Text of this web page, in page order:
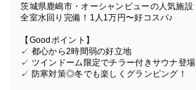
茨城県鹿嶋市・オーシャンビューの人気施設
全室水回り完備！1人1万円〜好コスパ♪
【Goodポイント】
✓ 都心から2時間弱の好立地
✓ ツインドーム限定でチラー付きサウナ登場
✓ 防寒対策◎冬でも楽しくグランピング！